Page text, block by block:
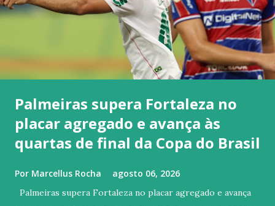
Palmeiras supera Fortaleza no
placar agregado e avança às
quartas de final da Copa do Brasil
Por Marcellus Rocha agosto 06, 2026
Palmeiras supera Fortaleza no placar agregado e avança